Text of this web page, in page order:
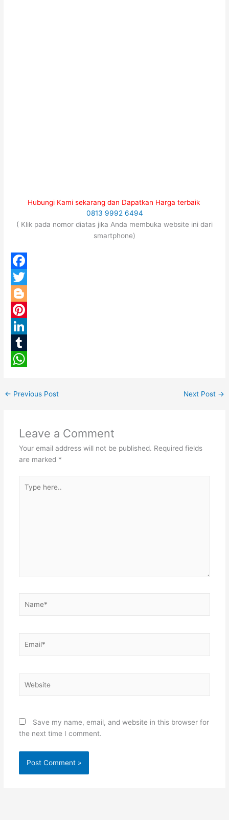
Hubungi Kami sekarang dan Dapatkan Harga terbaik
0813 9992 6494
( Klik pada nomor diatas jika Anda membuka website ini dari
smartphone)
F
a
c
e
o
k
T
w
t
B
g
e
P
n
ek
T
m
h
← Previous Post Next Post →
Leave a Comment
Your email address will not be published. Required fields
are marked *
here..
Save my name, email, and website in this browser for
the next time I comment.